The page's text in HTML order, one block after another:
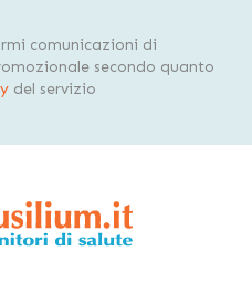
comunicazioni di
secondo quanto
del servizio